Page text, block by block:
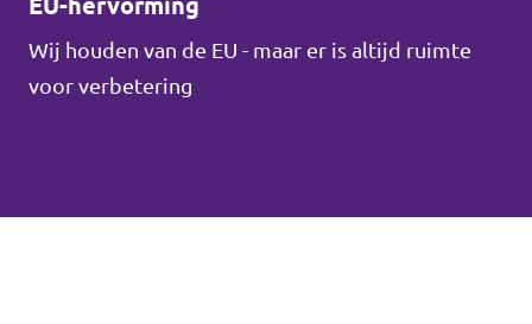
Wij houden van de EU - maar er is altijd ruimte
voor verbetering